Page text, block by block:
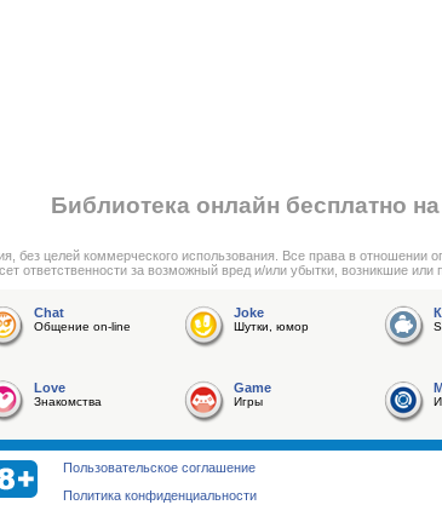
Библиотека онлайн бесплатно
без целей коммерческого использования. Все права в
ответственности за возможный вред и/или убытки, возникшие
Chat
Общение on-line
Joke
Шутки, юмор
Love
Знакомства
Game
Игры
Пользовательское соглашение
Политика конфиденциальности